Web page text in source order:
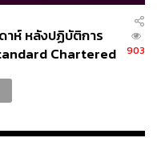
าห์ หลังปฏิบัติการ
Chartered
903